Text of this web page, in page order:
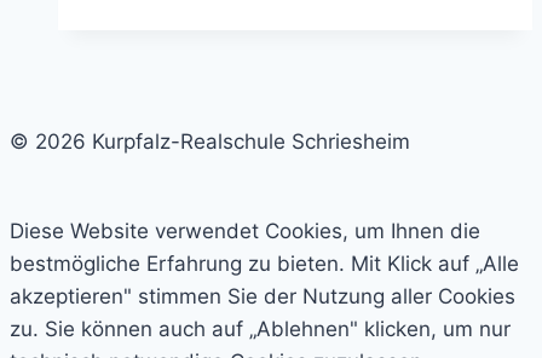
© 2026 Kurpfalz-Realschule Schriesheim
Diese Website verwendet Cookies, um Ihnen die
bestmögliche Erfahrung zu bieten. Mit Klick auf „Alle
akzeptieren" stimmen Sie der Nutzung aller Cookies
zu. Sie können auch auf „Ablehnen" klicken, um nur